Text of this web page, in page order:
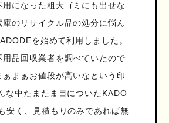
になった粗大ゴミにも出せな
庫のリサイクル品の処分に悩ん
を始めて利用しました。
用品回収業者を調べていたので
まぁお値段が高いなという印
な中たまたま目についたKADO
安く、見積もりのみであれば無